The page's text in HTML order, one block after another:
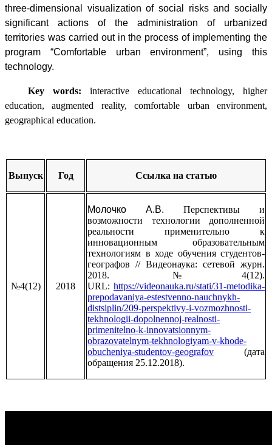
three-dimensional visualization of social risks and socially
significant actions of the administration of urbanized
territories was carried out in the process of implementing the
program “Comfortable urban environment”, using this
technology.
Key words: interactive educational technology, higher
education, augmented reality, сomfortable urban environment,
geographical education.
Выпуск Год Ссылка на статью
№4(12) 2018
Молочко А.В. Перспективы и
возможности технологии дополненной
реальности применительно к
инновационным образовательным
технологиям в ходе обучения студентов-
географов // Видеонаука: сетевой журн.
2018. №4(12).
URL: https://videonauka.ru/stati/31-metodika-
prepodavaniya-estestvenno-nauchnykh-
distsiplin/209-perspektivy-i-vozmozhnosti-
tekhnologii-dopolnennoj-realnosti-
primenitelno-k-innovatsionnym-
obrazovatelnym-tekhnologiyam-v-khode-
obucheniya-studentov-geografov (дата
обращения 25.12.2018).